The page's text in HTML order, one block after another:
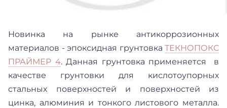
Новинка на рынке антикоррозионных
материалов - эпоксидная грунтовка ТЕКНОПОКС
ПРАЙМЕР 4. Данная грунтовка применяется в
качестве грунтовки для кислотоупорных
стальных поверхностей и поверхностей из
цинка, алюминия и тонкого листового металла.